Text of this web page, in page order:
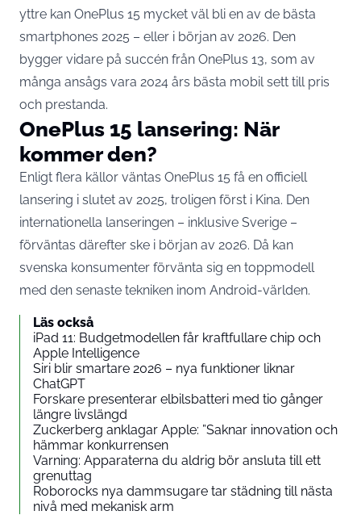
yttre kan OnePlus 15 mycket väl bli en av de bästa
smartphones 2025 – eller i början av 2026. Den
bygger vidare på succén från OnePlus 13, som av
många ansågs vara 2024 års bästa mobil sett till pris
och prestanda.
OnePlus 15 lansering: När
kommer den?
Enligt flera källor väntas OnePlus 15 få en officiell
lansering i slutet av 2025, troligen först i Kina. Den
internationella lanseringen – inklusive Sverige –
förväntas därefter ske i början av 2026. Då kan
svenska konsumenter förvänta sig en toppmodell
med den senaste tekniken inom Android-världen.
Läs också
iPad 11: Budgetmodellen får kraftfullare chip och
Apple Intelligence
Siri blir smartare 2026 – nya funktioner liknar
ChatGPT
Forskare presenterar elbilsbatteri med tio gånger
längre livslängd
Zuckerberg anklagar Apple: ”Saknar innovation och
hämmar konkurrensen
Varning: Apparaterna du aldrig bör ansluta till ett
grenuttag
Roborocks nya dammsugare tar städning till nästa
nivå med mekanisk arm